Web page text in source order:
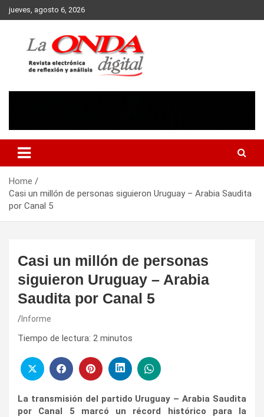
Skip
to
jueves, agosto 6, 2026
Home
Casi un millón de personas siguieron Uruguay – Arabia Saudita
por Canal 5
Casi un millón de personas
siguieron Uruguay – Arabia
Saudita por Canal 5
Informe
Tiempo de lectura: 2 minutos
La transmisión del partido Uruguay – Arabia Saudita
por Canal 5 marcó un récord histórico para la